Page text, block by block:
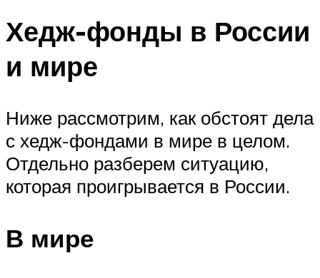
Хедж-фонды в России
и мире
Ниже рассмотрим, как обстоят дела
с хедж-фондами в мире в целом.
Отдельно разберем ситуацию,
которая проигрывается в России.
В мире